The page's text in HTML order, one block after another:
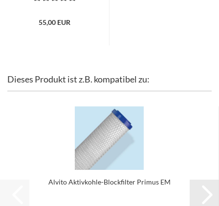
55,00 EUR
Dieses Produkt ist z.B. kompatibel zu:
Alvito Aktivkohle-Blockfilter Primus EM